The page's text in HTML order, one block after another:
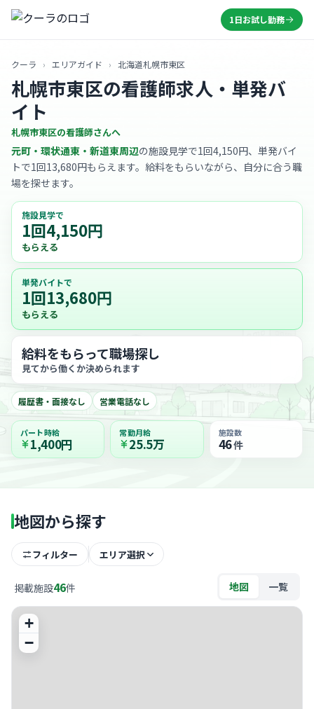
1日お試し勤務
クーラ › エリアガイド › 北海道札幌市東区
札幌市東区の看護師求人・単発バ
イト
札幌市東区の看護師さんへ
元町・環状通東・新道東周辺の施設見学で1回4,150円、単発バイ
トで1回13,680円もらえます。給料をもらいながら、自分に合う職
場を探せます。
施設見学で
1回4,150円
もらえる
単発バイトで
1回13,680円
もらえる
給料をもらって職場探し
見てから働くか決められます
履歴書・面接なし 営業電話なし
パート時給
1,400円
常勤月給
25.5万
施設数
46件
地図から探す
フィルター エリア選択
掲載施設46件 地図 一覧
+
−